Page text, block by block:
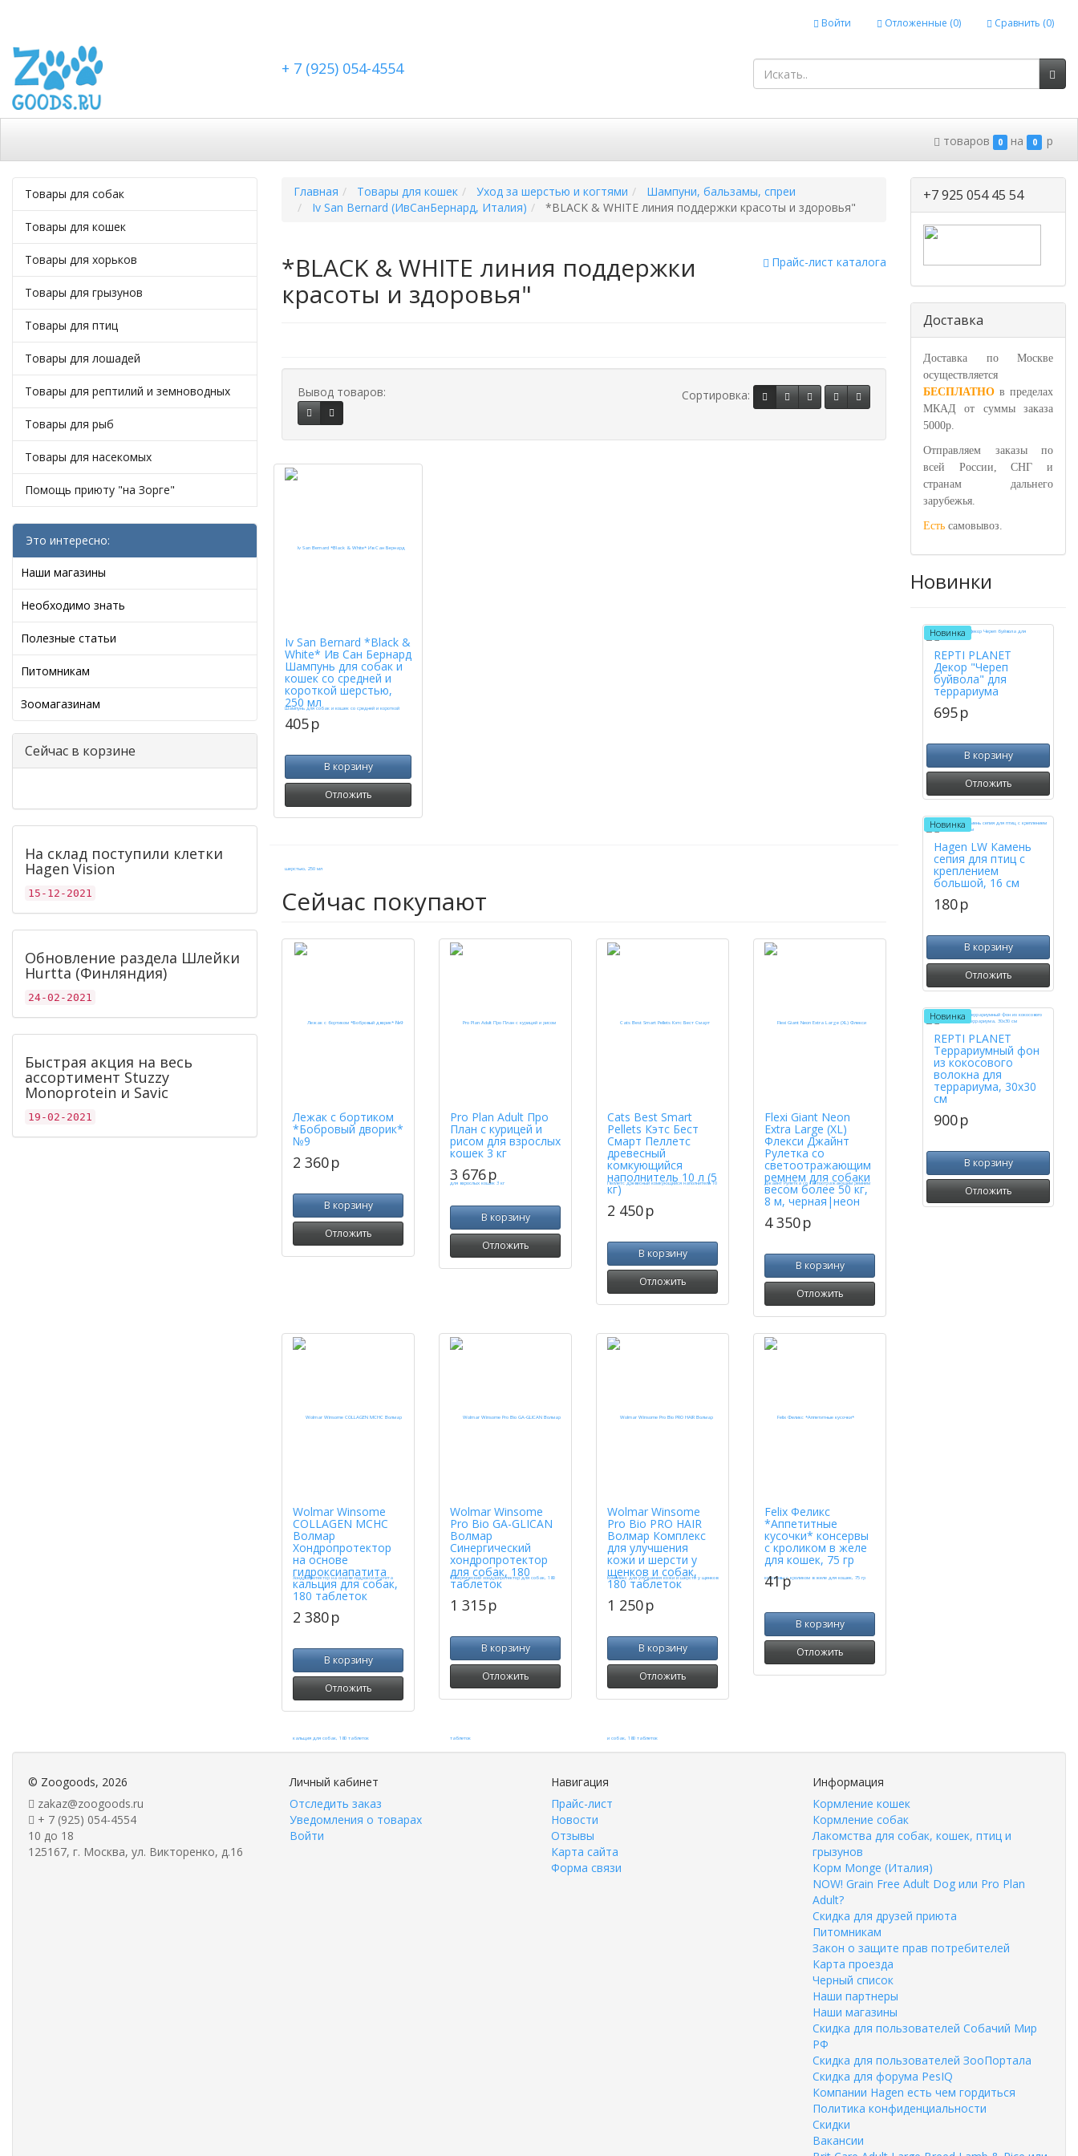
Войти Отложенные (0) Сравнить (0)
+ 7 (925) 054-4554
товаров 0 на 0 p
Товары для собак
Товары для кошек
Товары для хорьков
Товары для грызунов
Товары для птиц
Товары для лошадей
Товары для рептилий и земноводных
Товары для рыб
Товары для насекомых
Помощь приюту "на Зорге"
Это интересно:
Наши магазины
Необходимо знать
Полезные статьи
Питомникам
Зоомагазинам
Сейчас в корзине
На склад поступили клетки
Hagen Vision
15-12-2021
Обновление раздела Шлейки
Hurtta (Финляндия)
24-02-2021
Быстрая акция на весь
ассортимент Stuzzy
Monoprotein и Savic
19-02-2021
Главная Товары для кошек Уход за шерстью и когтями
Шампуни, бальзамы, спреи
Iv San Bernard (ИвСанБернард, Италия)
*BLACK & WHITE линия поддержки красоты и здоровья"
Прайс-лист каталога
*BLACK & WHITE линия поддержки
красоты и здоровья"
Вывод товаров: Сортировка:
Iv San Bernard *Black &
White* Ив Сан Бернард
Шампунь для собак и
кошек со средней и
короткой шерстью,
250 мл
405p
В корзину
Отложить
Сейчас покупают
Лежак с бортиком
*Бобровый дворик*
№9
2 360p
В корзину
Отложить
Pro Plan Adult Про
План с курицей и
рисом для взрослых
кошек 3 кг
3 676p
В корзину
Отложить
Cats Best Smart
Pellets Кэтс Бест
Смарт Пеллетс
древесный
комкующийся
наполнитель 10 л (5
кг)
2 450p
В корзину
Отложить
Flexi Giant Neon
Extra Large (XL)
Флекси Джайнт
Рулетка со
светоотражающим
ремнем для собаки
весом более 50 кг,
8 м, черная|неон
4 350p
В корзину
Отложить
Wolmar Winsome
COLLAGEN MCHC
Волмар
Хондропротектор
на основе
гидроксиапатита
кальция для собак,
180 таблеток
2 380p
В корзину
Отложить
Wolmar Winsome
Pro Bio GA-GLICAN
Волмар
Синергический
хондропротектор
для собак, 180
таблеток
1 315p
В корзину
Отложить
Wolmar Winsome
Pro Bio PRO HAIR
Волмар Комплекс
для улучшения
кожи и шерсти у
щенков и собак,
180 таблеток
1 250p
В корзину
Отложить
Felix Феликс
*Аппетитные
кусочки* консервы
с кроликом в желе
для кошек, 75 гр
41p
В корзину
Отложить
+7 925 054 45 54
Доставка
Доставка по Москве
осуществляется
БЕСПЛАТНО в пределах
МКАД от суммы заказа
5000р.
Отправляем заказы по
всей России, СНГ и
странам дальнего
зарубежья.
Есть самовывоз.
Новинки
Новинка
REPTI PLANET
Декор "Череп
буйвола" для
террариума
695p
В корзину
Отложить
Новинка
Hagen LW Камень
сепия для птиц с
креплением
большой, 16 см
180p
В корзину
Отложить
Новинка
REPTI PLANET
Террариумный фон
из кокосового
волокна для
террариума, 30х30
см
900p
В корзину
Отложить
© Zoogoods, 2026
zakaz@zoogoods.ru
+ 7 (925) 054-4554
10 до 18
125167, г. Москва, ул. Викторенко, д.16
Личный кабинет
Отследить заказ
Уведомления о товарах
Войти
Навигация
Прайс-лист
Новости
Отзывы
Карта сайта
Форма связи
Информация
Кормление кошек
Кормление собак
Лакомства для собак, кошек, птиц и
грызунов
Корм Monge (Италия)
NOW! Grain Free Adult Dog или Pro Plan
Adult?
Скидка для друзей приюта
Питомникам
Закон о защите прав потребителей
Карта проезда
Черный список
Наши партнеры
Наши магазины
Скидка для пользователей Собачий Мир
РФ
Скидка для пользователей ЗооПортала
Скидка для форума PesIQ
Компании Hagen есть чем гордиться
Политика конфиденциальности
Скидки
Вакансии